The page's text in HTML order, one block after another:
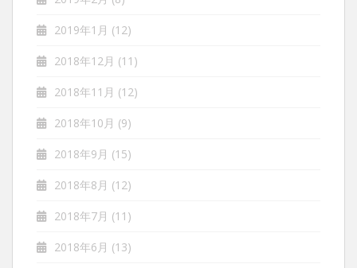
2019年1月 (12)
2018年12月 (11)
2018年11月 (12)
2018年10月 (9)
2018年9月 (15)
2018年8月 (12)
2018年7月 (11)
2018年6月 (13)